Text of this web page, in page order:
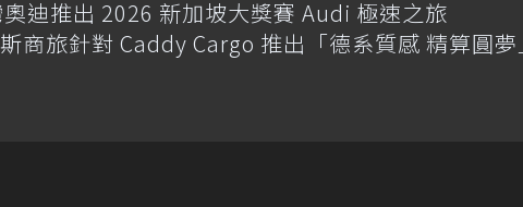
迪推出 2026 新加坡大獎賽 Audi 極速之旅
商旅針對 Caddy Cargo 推出「德系質感 精算圓夢